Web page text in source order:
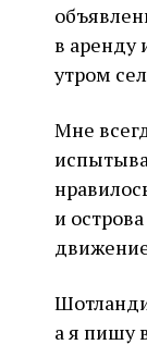
в аренду
утром
Мне
и
а я пишу